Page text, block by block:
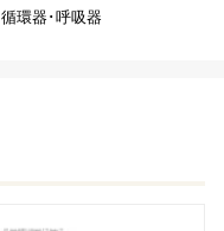
循環器･呼吸器